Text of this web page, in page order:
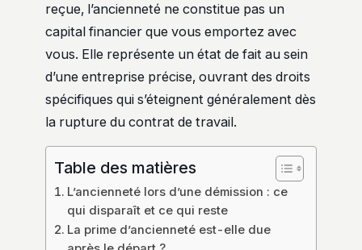
reçue, l’ancienneté ne constitue pas un
capital financier que vous emportez avec
vous. Elle représente un état de fait au sein
d’une entreprise précise, ouvrant des droits
spécifiques qui s’éteignent généralement dès
la rupture du contrat de travail.
Table des matières
L’ancienneté lors d’une démission : ce
qui disparaît et ce qui reste
La prime d’ancienneté est-elle due